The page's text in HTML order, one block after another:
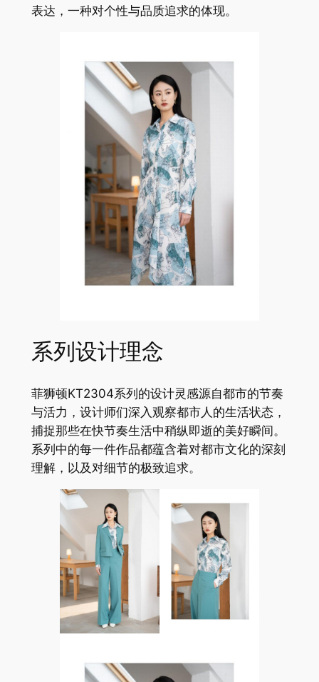
表达，一种对个性与品质追求的体现。
系列设计理念
菲狮顿KT2304系列的设计灵感源自都市的节奏
与活力，设计师们深入观察都市人的生活状态，
捕捉那些在快节奏生活中稍纵即逝的美好瞬间。
系列中的每一件作品都蕴含着对都市文化的深刻
理解，以及对细节的极致追求。